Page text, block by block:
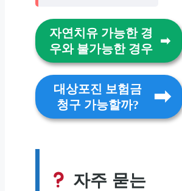
자연치유 가능한 경
우와 불가능한 경우
대상포진 보험금
청구 가능할까?
자주 묻는